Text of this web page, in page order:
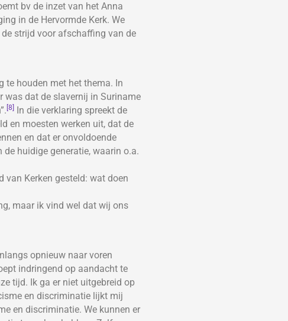
bv de inzet van het Anna
in de Hervormde Kerk. We
strijd voor afschaffing van de
te houden met het thema. In
was dat de slavernij in Suriname
[8]
In die verklaring spreekt de
en moesten werken uit, dat de
en dat er onvoldoende
huidige generatie, waarin o.a.
van Kerken gesteld: wat doen
maar ik vind wel dat wij ons
opnieuw naar voren
indringend op aandacht te
tijd. Ik ga er niet uitgebreid op
en discriminatie lijkt mij
en discriminatie. We kunnen er